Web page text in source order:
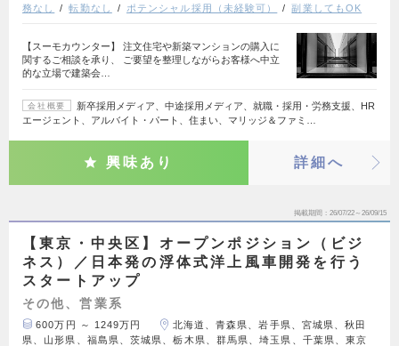
務なし
転勤なし ポテンシャル採用（未経験可） 副業してもOK
【スーモカウンター】 注文住宅や新築マンションの購入に
関するご相談を承り、 ご要望を整理しながらお客様へ中立
的な立場で建築会…
会社概要
新卒採用メディア、中途採用メディア、就職・採用・労務支援、HR
エージェント、アルバイト・パート、住まい、マリッジ＆ファミ…
興味あり 詳細へ
掲載期間 26/07/22～26/09/15
【東京・中央区】オープンポジション（ビジ
ネス）／日本発の浮体式洋上風車開発を行う
スタートアップ
その他、営業系
600万円 ～ 1249万円
北海道、青森県、岩手県、宮城県、秋田
県、山形県、福島県、茨城県、栃木県、群馬県、埼玉県、千葉県、東京